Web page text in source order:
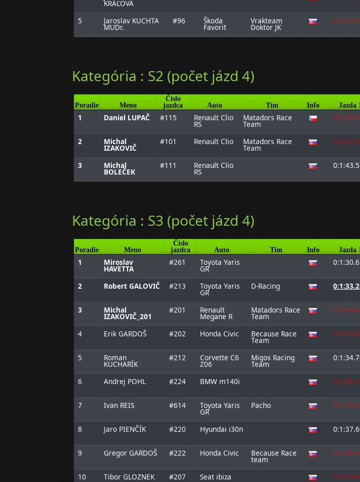
KRÁĽOVÁ
5 Jaroslav KUCHTA
MUDr.
#96 Škoda
Favorit
Vrakteam
Doktor JK
Kategória : S2 (počet jázd 4)
Poradie Meno
Číslo
jazdca
Auto Tím Info Jazda
1 Daniel LUPAČ #115 Renault Clio
RS
Matadors Race
Team
2 Michal
IZAKOVIČ
#101 Renault Clio Matadors Race
Team
3 Michal
BOLEČEK
#111 Renault Clio
RS
Kategória : S3 (počet jázd 4)
Poradie Meno
Číslo
jazdca
Auto Tím Info Jazda
1 Miroslav
HAVETTA
#261 Toyota Yaris
GR
2 Robert GALOVIČ #213 Toyota Yaris
GR
D-Racing
3 Michal
IZAKOVIČ_201
#201 Renault
Megane R
Matadors Race
Team
4 Erik GARDOŠ #202 Honda Civic Because Race
Team
5 Roman
KUCHARÍK
#212 Corvette C6
Z06
Migos Racing
Team
6 Andrej POHL #224 BMW m140i
7 Ivan REIS #614 Toyota Yaris
GR
Pacho
8 Jaro PIENČÍK #220 Hyundai i30n
9 Gregor GARDOŠ #222 Honda Civic Because Race
team
10 Tibor GLOZNEK #207 Seat ibiza